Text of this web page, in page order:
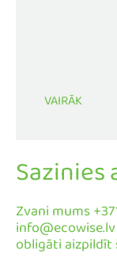
VAIRĀK
Zvani mums
obligāti aizpildīt